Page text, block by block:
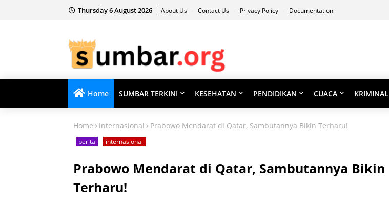
Thursday 6 August 2026 About Us Contact Us Privacy Policy Documentation
Home SUMBAR TERKINI KESEHATAN PENDIDIKAN CUACA KRIMINAL
Home internasional Prabowo Mendarat di Qatar, Sambutannya Bikin Terharu!
berita internasional
Prabowo Mendarat di Qatar, Sambutannya Bikin
Terharu!